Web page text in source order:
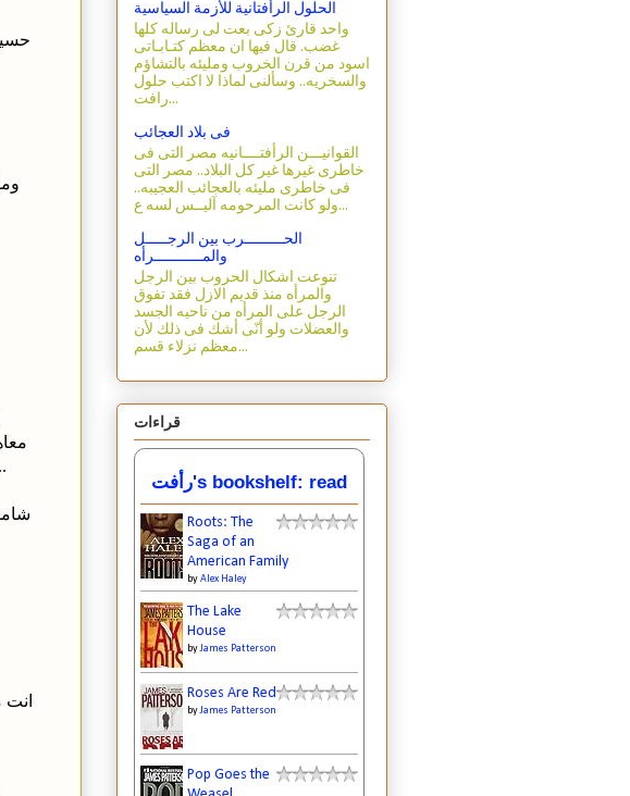
الحلول الرأفتانية للأزمة السياسية
واحد قارئ زكى بعت لى رساله كلها
غضب. قال فيها ان معظم كتـابـاتى
اسود من قرن الخروب ومليئه بالتشاؤم
والسخريه.. وسألنى لماذا لا اكتب حلول
رافت...
فى بلاد العجائب
القوانيـــن الرأفتــــانيه مصر التى فى
خاطرى غيرها غير كل البلاد.. مصر التى
فى خاطرى مليئه بالعجائب العجيبه..
ولو كانت المرحومه آليــس لسه ع...
الحـــــــــرب بين الرجـــــل
والمـــــــــــرأه
تنوعت اشكال الحروب بين الرجل
والمرأه منذ قديم الازل فقد تفوق
الرجل على المرأه من ناحيه الجسد
والعضلات ولو أنّى أشك فى ذلك لأن
معظم نزلاء قسم...
قراءات
رأفت's bookshelf: read
Roots: The
Saga of an
American Family
byAlex Haley
The Lake
House
byJames Patterson
Roses Are Red
byJames Patterson
Pop Goes the